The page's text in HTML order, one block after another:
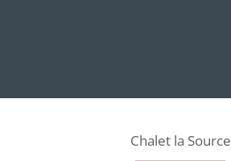
Chalet la Source